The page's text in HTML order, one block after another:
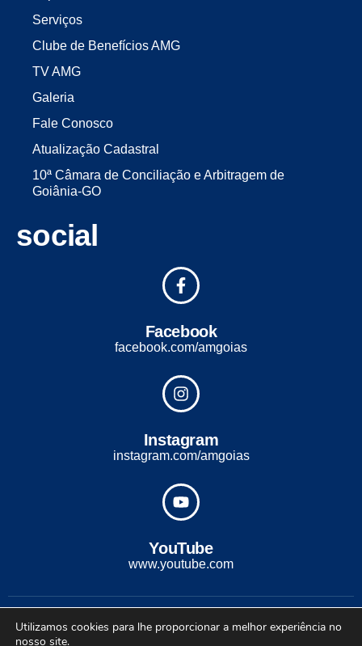
Serviços
Clube de Benefícios AMG
TV AMG
Galeria
Fale Conosco
Atualização Cadastral
10ª Câmara de Conciliação e Arbitragem de
Goiânia-GO
social
Facebook
facebook.com/amgoias
Instagram
instagram.com/amgoias
YouTube
www.youtube.com
Conexão Soluções Corporativas
Utilizamos cookies para lhe proporcionar a melhor experiência no
nosso site.